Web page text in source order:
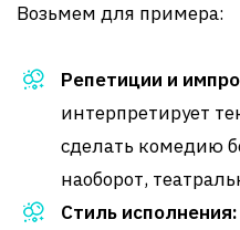
Возьмем для примера:
Репетиции и
интерпретирует
сделать комедию
наоборот,
Стиль исполнения: